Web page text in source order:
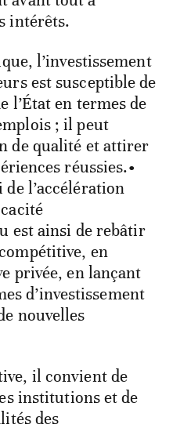
intérêts.
l’investissement
est susceptible de
l’État en termes de
; il peut
de qualité et attirer
réussies.•
l’accélération
est ainsi de rebâtir
en
privée, en lançant
d’investissement
nouvelles
il convient de
institutions et de
des